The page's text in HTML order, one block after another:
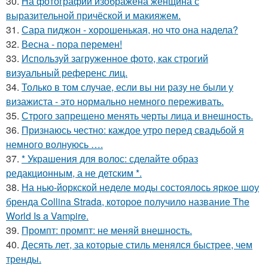
выразительной причёской и макияжем.
31. Сара пиджон - хорошенькая, но что она надела?
32. Весна - пора перемен!
33. Используй загруженное фото, как строгий
визуальный референс лиц.
34. Только в том случае, если вы ни разу не были у
визажиста - это нормально немного переживать.
35. Строго запрещено менять черты лица и внешность.
36. Признаюсь честно: каждое утро перед свадьбой я
немного волнуюсь ….
37. * Украшения для волос: сделайте образ
редакционным, а не детским *.
38. На нью-йоркской неделе моды состоялось яркое шоу
бренда Collina Strada, которое получило название The
World Is a Vampire.
39. Промпт: промпт: не меняй внешность.
40. Десять лет, за которые стиль менялся быстрее, чем
тренды.